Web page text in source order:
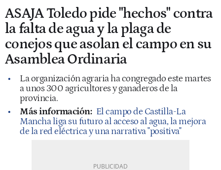
ASAJA Toledo pide "hechos" contra
la falta de agua y la plaga de
conejos que asolan el campo en su
Asamblea Ordinaria
La organización agraria ha congregado este martes
a unos 300 agricultores y ganaderos de la
provincia.
Más información: El campo de Castilla-La
Mancha liga su futuro al acceso al agua, la mejora
de la red eléctrica y una narrativa "positiva"